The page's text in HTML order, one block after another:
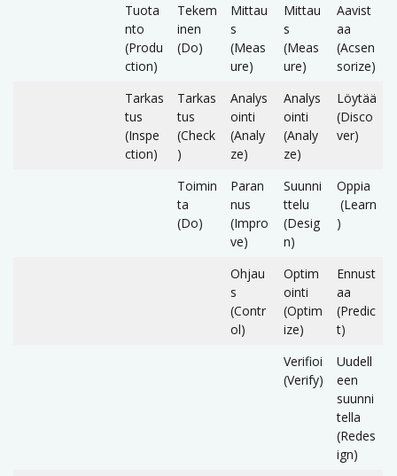
Tuota
nto
(Produ
ction)
Tekem
inen
(Do)
Mittau
s
(Meas
ure)
Mittau
s
(Meas
ure)
Aavist
aa
(Acsen
sorize)
Tarkas
tus
(Inspe
ction)
Tarkas
tus
(Check
)
Analys
ointi
(Analy
ze)
Analys
ointi
(Analy
ze)
Löytää
(Disco
ver)
Toimin
ta
(Do)
Paran
nus
(Impro
ve)
Suunni
ttelu
(Desig
n)
Oppia
(Learn
)
Ohjau
s
(Contr
ol)
Optim
ointi
(Optim
ize)
Ennust
aa
(Predic
t)
Verifioi
(Verify)
Uudell
een
suunni
tella
(Redes
ign)